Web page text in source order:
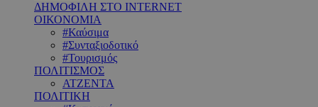
ΔΗΜΟΦΙΛΗ ΣΤΟ INTERNET
ΟΙΚΟΝΟΜΙΑ
#Καύσιμα
#Συνταξιοδοτικό
#Τουρισμός
ΠΟΛΙΤΙΣΜΟΣ
ΑΤΖΕΝΤΑ
ΠΟΛΙΤΙΚΗ